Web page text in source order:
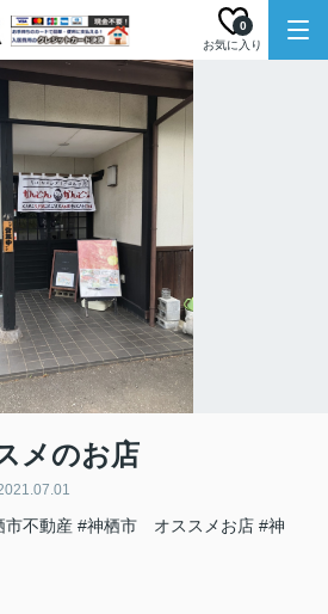
お気に入り
0
メのお店
市不動産 #神栖市 オススメお店 #神